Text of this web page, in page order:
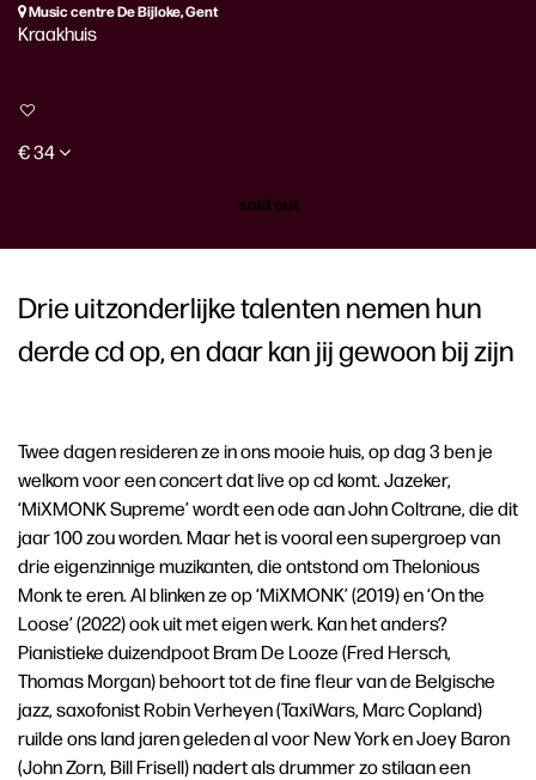
Music centre De Bijloke, Gent
Kraakhuis
€ 34
sold out
Drie uitzonderlijke talenten nemen hun
derde cd op, en daar kan jij gewoon bij zijn
Twee dagen resideren ze in ons mooie huis, op dag 3 ben je
welkom voor een concert dat live op cd komt. Jazeker,
‘MiXMONK Supreme’ wordt een ode aan John Coltrane, die dit
jaar 100 zou worden. Maar het is vooral een supergroep van
drie eigenzinnige muzikanten, die ontstond om Thelonious
Monk te eren. Al blinken ze op ‘MiXMONK’ (2019) en ‘On the
Loose’ (2022) ook uit met eigen werk. Kan het anders?
Pianistieke duizendpoot Bram De Looze (Fred Hersch,
Thomas Morgan) behoort tot de fine fleur van de Belgische
jazz, saxofonist Robin Verheyen (TaxiWars, Marc Copland)
ruilde ons land jaren geleden al voor New York en Joey Baron
(John Zorn, Bill Frisell) nadert als drummer zo stilaan een